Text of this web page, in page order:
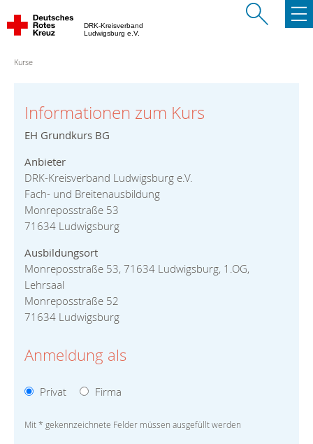
DRK-Kreisverband
Ludwigsburg e.V.
Kurse
Informationen zum Kurs
EH Grundkurs BG
Anbieter
DRK-Kreisverband Ludwigsburg e.V.
Fach- und Breitenausbildung
Monreposstraße 53
71634 Ludwigsburg
Ausbildungsort
Monreposstraße 53, 71634 Ludwigsburg, 1.OG,
Lehrsaal
Monreposstraße 52
71634 Ludwigsburg
Anmeldung als
Privat Firma
Mit * gekennzeichnete Felder müssen ausgefüllt werden